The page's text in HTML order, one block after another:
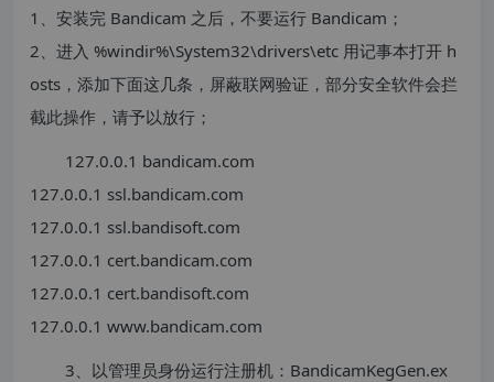
1、安装完 Bandicam 之后，不要运行 Bandicam；
2、进入 %windir%\System32\drivers\etc 用记事本打开 h
osts，添加下面这几条，屏蔽联网验证，部分安全软件会拦
截此操作，请予以放行；
127.0.0.1 bandicam.com
127.0.0.1 ssl.bandicam.com
127.0.0.1 ssl.bandisoft.com
127.0.0.1 cert.bandicam.com
127.0.0.1 cert.bandisoft.com
127.0.0.1 www.bandicam.com
3、以管理员身份运行注册机：BandicamKegGen.ex